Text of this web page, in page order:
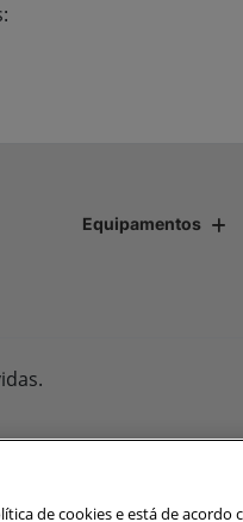
Equipamentos
navegação, fazemos uso de
de cookies e está de acordo